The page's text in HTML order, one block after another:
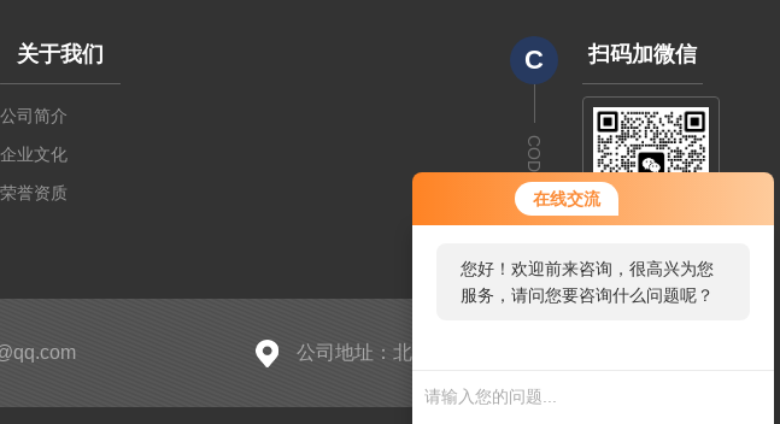
在线交流
您好！欢迎前来咨询，很高兴为您
服务，请问您要咨询什么问题呢？
关于我们
公司简介
企业文化
荣誉资质
C
CODE
扫码加微信
公司地址：北京市朝阳区中东路398号